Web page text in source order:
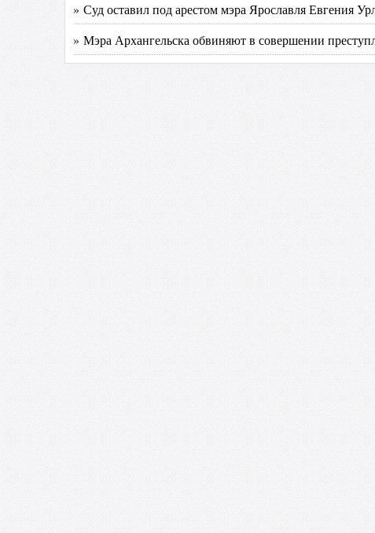
» Суд оставил под арестом мэра Ярославля Евгения
» Мэра Архангельска обвиняют в совершении